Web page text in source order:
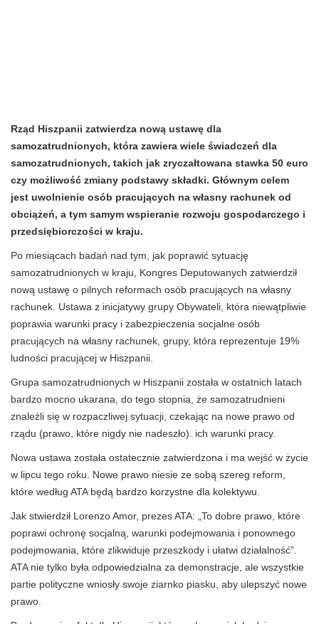
Rząd Hiszpanii zatwierdza nową ustawę dla
samozatrudnionych, która zawiera wiele świadczeń dla
samozatrudnionych, takich jak zryczałtowana stawka 50 euro
czy możliwość zmiany podstawy składki. Głównym celem
jest uwolnienie osób pracujących na własny rachunek od
obciążeń, a tym samym wspieranie rozwoju gospodarczego i
przedsiębiorczości w kraju.
Po miesiącach badań nad tym, jak poprawić sytuację
samozatrudnionych w kraju, Kongres Deputowanych zatwierdził
nową ustawę o pilnych reformach osób pracujących na własny
rachunek. Ustawa z inicjatywy grupy Obywateli, która niewątpliwie
poprawia warunki pracy i zabezpieczenia socjalne osób
pracujących na własny rachunek, grupy, która reprezentuje 19%
ludności pracującej w Hiszpanii.
Grupa samozatrudnionych w Hiszpanii została w ostatnich latach
bardzo mocno ukarana, do tego stopnia, że ​​samozatrudnieni
znaleźli się w rozpaczliwej sytuacji, czekając na nowe prawo od
rządu (prawo, które nigdy nie nadeszło). ich warunki pracy.
Nowa ustawa została ostatecznie zatwierdzona i ma wejść w życie
w lipcu tego roku. Nowe prawo niesie ze sobą szereg reform,
które według ATA będą bardzo korzystne dla kolektywu.
Jak stwierdził Lorenzo Amor, prezes ATA: „To dobre prawo, które
poprawi ochronę socjalną, warunki podejmowania i ponownego
podejmowania, które zlikwiduje przeszkody i ułatwi działalność”.
ATA nie tylko była odpowiedzialna za demonstracje, ale wszystkie
partie polityczne wniosły swoje ziarnko piasku, aby ulepszyć nowe
prawo.